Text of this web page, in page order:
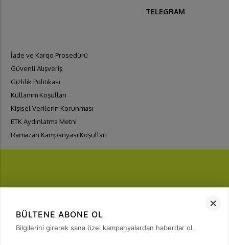
TELEGRAM
İade ve Kargo Prosedürü
Güvenli Alışveriş
Gizlilik Politikası
Kullanım Koşulları
Kişisel Verilerin Korunması
ETK Aydınlatma Metni
Ramazan Kampanyası Koşulları
FIRSATLARI YAKALA
Bülten Üyeliği
BÜLTENE ABONE OL
Bilgilerini girerek sana özel kampanyalardan haberdar ol.